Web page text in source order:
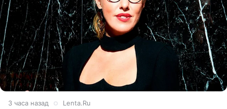
3 часа назад Lenta.Ru